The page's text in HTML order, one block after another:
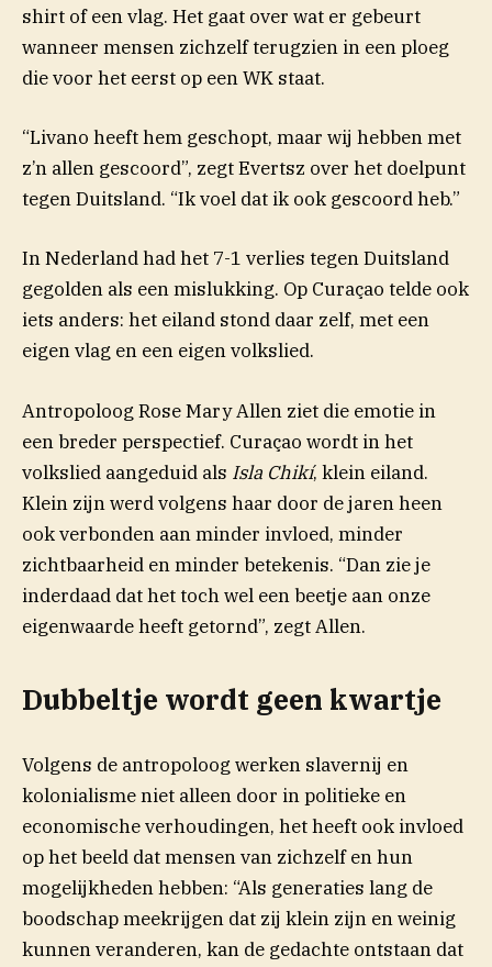
shirt of een vlag. Het gaat over wat er gebeurt
wanneer mensen zichzelf terugzien in een ploeg
die voor het eerst op een WK staat.
“Livano heeft hem geschopt, maar wij hebben met
z’n allen gescoord”, zegt Evertsz over het doelpunt
tegen Duitsland. “Ik voel dat ik ook gescoord heb.”
In Nederland had het 7-1 verlies tegen Duitsland
gegolden als een mislukking. Op Curaçao telde ook
iets anders: het eiland stond daar zelf, met een
eigen vlag en een eigen volkslied.
Antropoloog Rose Mary Allen ziet die emotie in
een breder perspectief. Curaçao wordt in het
volkslied aangeduid als Isla Chikí, klein eiland.
Klein zijn werd volgens haar door de jaren heen
ook verbonden aan minder invloed, minder
zichtbaarheid en minder betekenis. “Dan zie je
inderdaad dat het toch wel een beetje aan onze
eigenwaarde heeft getornd”, zegt Allen.
Dubbeltje wordt geen kwartje
Volgens de antropoloog werken slavernij en
kolonialisme niet alleen door in politieke en
economische verhoudingen, het heeft ook invloed
op het beeld dat mensen van zichzelf en hun
mogelijkheden hebben: “Als generaties lang de
boodschap meekrijgen dat zij klein zijn en weinig
kunnen veranderen, kan de gedachte ontstaan dat